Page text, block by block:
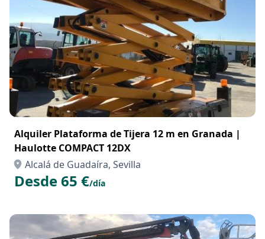
Alquiler Plataforma de Tijera 12 m en Granada |
Haulotte COMPACT 12DX
Alcalá de Guadaíra, Sevilla
Desde 65 €/día